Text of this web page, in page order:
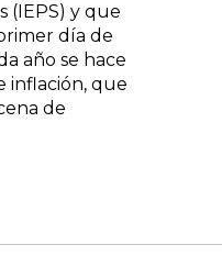
(IEPS) y que
día de
año se hace
inflación, que
de